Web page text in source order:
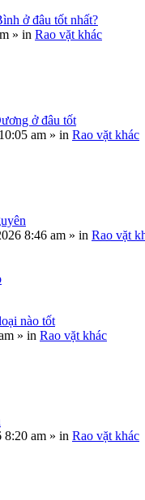
ở đâu tốt nhất?
» in Rao vặt khác
ở đâu tốt
am » in Rao vặt khác
8:46 am » in Rao vặt
nào tốt
» in Rao vặt khác
8:20 am » in Rao vặt khác